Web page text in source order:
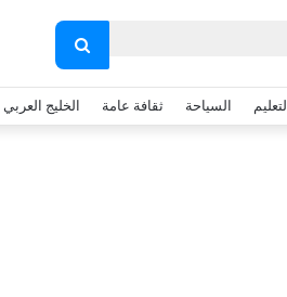
بحث
عن
التعليم السياحة ثقافة عامة الخليج العربي